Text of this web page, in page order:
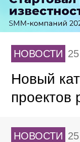
НОВОСТИ
Новый
проектов
НОВОСТИ